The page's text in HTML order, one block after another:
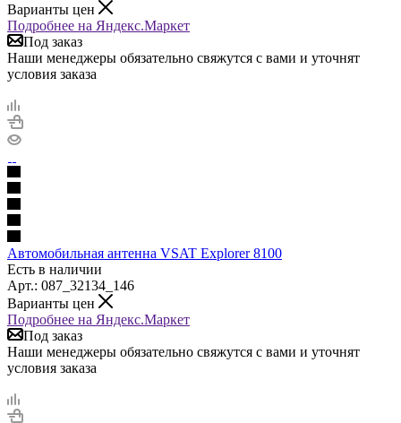
Варианты цен
Подробнее на Яндекс.Маркет
Под заказ
Наши менеджеры обязательно свяжутся с вами и уточнят
условия заказа
Автомобильная антенна VSAT Explorer 8100
Есть в наличии
Арт.: 087_32134_146
Варианты цен
Подробнее на Яндекс.Маркет
Под заказ
Наши менеджеры обязательно свяжутся с вами и уточнят
условия заказа